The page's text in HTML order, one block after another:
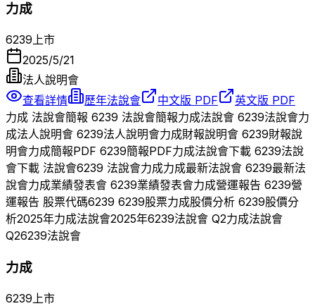
力成
6239上市
2025/5/21
法人說明會
查看詳情
歷年法說會 中文版 PDF
英文版 PDF
力成 法說會簡報 6239 法說會簡報力成法說會 6239法說會力
成法人說明會 6239法人說明會力成財報說明會 6239財報說
明會力成簡報PDF 6239簡報PDF力成法說會下載 6239法說
會下載 法說會6239 法說會力成力成最新法說會 6239最新法
說會力成業績發表會 6239業績發表會力成營運報告 6239營
運報告 股票代碼6239 6239股票力成股價分析 6239股價分
析2025年力成法說會2025年6239法說會 Q2力成法說會
Q26239法說會
力成
6239 上市